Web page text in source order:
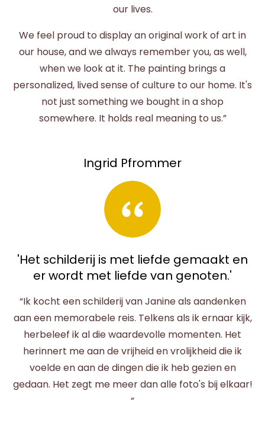
our lives.
We feel proud to display an original work of art in
our house, and we always remember you, as well,
when we look at it. The painting brings a
personalized, lived sense of culture to our home. It's
not just something we bought in a shop
somewhere. It holds real meaning to us.”
Ingrid Pfrommer
'Het schilderij is met liefde gemaakt en
er wordt met liefde van genoten.'
“Ik kocht een schilderij van Janine als aandenken
aan een memorabele reis. Telkens als ik ernaar kijk,
herbeleef ik al die waardevolle momenten. Het
herinnert me aan de vrijheid en vrolijkheid die ik
voelde en aan de dingen die ik heb gezien en
gedaan. Het zegt me meer dan alle foto's bij elkaar!
”